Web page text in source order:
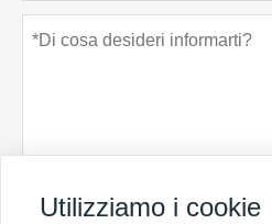
Utilizziamo i cookie